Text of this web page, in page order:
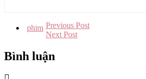
phim Previous Post
Next Post
Bình luận